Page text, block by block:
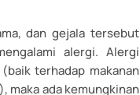
dan gejala tersebut
alergi. Alergi
terhadap makanan
maka ada kemungkinan